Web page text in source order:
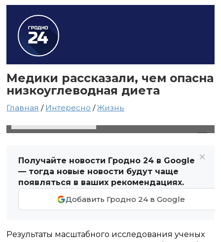
Медики рассказали, чем опасна
низкоуглеводная диета
Главная / Интересно /Жизнь
Получайте новости Гродно 24 в Google
— тогда новые новости будут чаще
появляться в ваших рекомендациях.
Добавить Гродно 24 в Google
Результаты масштабного исследования ученых